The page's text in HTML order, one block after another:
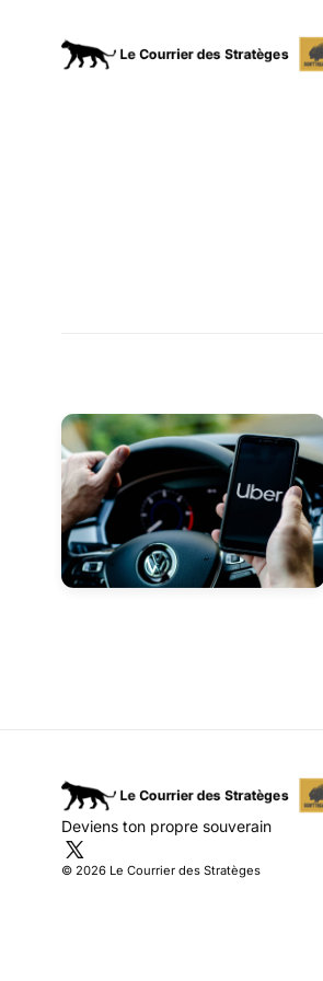
Deviens ton propre souverain
© 2026 Le Courrier des Stratèges